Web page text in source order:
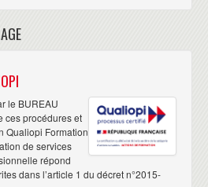
le BUREAU
ces procédures et
Qualiopi Formation
de services
répond
dans l’article 1 du décret n°2015-